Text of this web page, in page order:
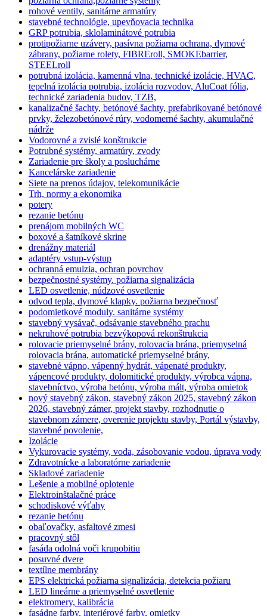
rohové ventily, sanitárne armatúry
stavebné technológie, upevňovacia technika
GRP potrubia, sklolaminátové potrubia
protipožiarne uzávery, pasívna požiarna ochrana, dymové
zábrany, požiarne rolety, FIBREroll, SMOKEbarrier,
STEELroll
potrubná izolácia, kamenná vlna, technické izolácie, HVAC,
tepelná izolácia potrubia, izolácia rozvodov, AluCoat fólia,
technické zariadenia budov, TZB,
kanalizačné šachty, betónové šachty, prefabrikované betónové
prvky, železobetónové rúry, vodomerné šachty, akumulačné
nádrže
Vodorovné a zvislé konštrukcie
Potrubné systémy, armatúry, zvody
Zariadenie pre školy a posluchárne
Kancelárske zariadenie
Siete na prenos údajov, telekomunikácie
Trh, normy a ekonomika
potery
rezanie betónu
prenájom mobilných WC
boxové a šatníkové skrine
drenážny materiál
adaptéry vstup-výstup
ochranná emulzia, ochran povrchov
bezpečnostné systémy. požiarna signalizácia
LED osvetlenie, núdzové osvetlenie
odvod tepla, dymové klapky. požiarna bezpečnosť
podomietkové moduly. sanitárne systémy
stavebný vysávač, odsávanie stavebného prachu
nekruhové potrubia bezvýkopová rekonštrukcia
rolovacie priemyselné brány, rolovacia brána, priemyselná
rolovacia brána, automatické priemyselné brány,
stavebné vápno, vápenný hydrát, vápenaté produkty,
vápencové produkty, dolomitické produkty, výrobca vápna,
stavebníctvo, výroba betónu, výroba mált, výroba omietok
nový stavebný zákon, stavebný zákon 2025, stavebný zákon
2026, stavebný zámer, projekt stavby, rozhodnutie o
stavebnom zámere, overenie projektu stavby, Portál výstavby,
stavebné povolenie,
Izolácie
Vykurovacie systémy, voda, zásobovanie vodou, úprava vody
Zdravotnícke a laboratórne zariadenie
Skladové zariadenie
Lešenie a mobilné oplotenie
Elektroinštalačné práce
schodiskové výťahy
rezanie betónu
obaľovačky, asfaltové zmesi
pracovný stôl
fasáda odolná voči krupobitiu
posuvné dvere
textílne membrány
EPS elektrická požiarna signalizácia, detekcia požiaru
LED lineárne a priemyselné osvetlenie
elektromery, kalibrácia
fasádne farby. interiérové farby, omietky